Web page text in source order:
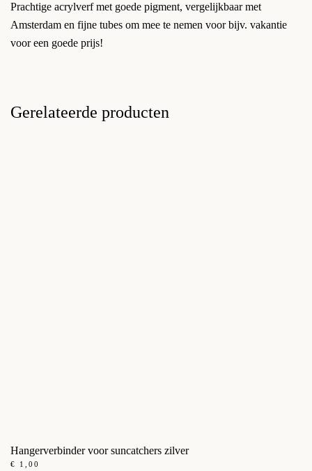
Prachtige acrylverf met goede pigment, vergelijkbaar met
Amsterdam en fijne tubes om mee te nemen voor bijv. vakantie
voor een goede prijs!
Gerelateerde producten
Hangerverbinder voor suncatchers zilver
€ 1,00